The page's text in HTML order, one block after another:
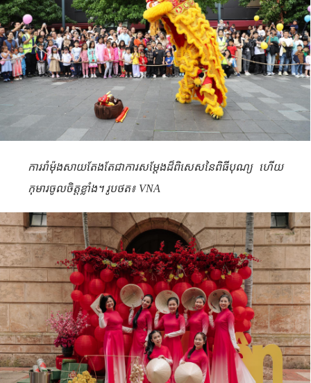
ការ​រាំ​ម៉ុង​សាយ​តែង​តែ​ជា​ការ​សម្តែងដ៏ពិសេសនៃ​ពិធីបុណ្យ​ ហើយ​​
កុមារ​ចូលចិត្ត​ខ្លាំង។ រូបថត៖ VNA